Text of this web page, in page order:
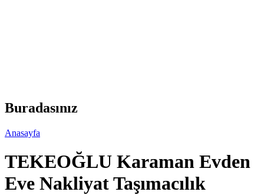
Buradasınız
Anasayfa
TEKEOĞLU Karaman Evden
Eve Nakliyat Taşımacılık